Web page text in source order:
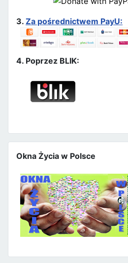
3. Za pośrednictwem PayU:
4. Poprzez BLIK:
Okna Życia w Polsce